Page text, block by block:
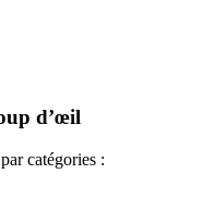
d’œil
catégories :